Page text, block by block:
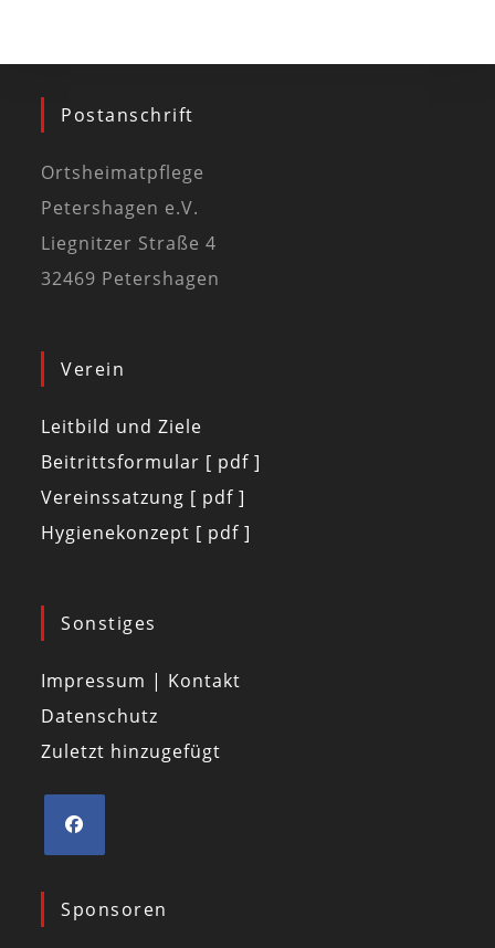
Postanschrift
Ortsheimatpflege
Petershagen e.V.
Liegnitzer Straße 4
32469 Petershagen
Verein
Leitbild und Ziele
Beitrittsformular [ pdf ]
Vereinssatzung [ pdf ]
Hygienekonzept [ pdf ]
Sonstiges
Impressum | Kontakt
Datenschutz
Zuletzt hinzugefügt
Sponsoren